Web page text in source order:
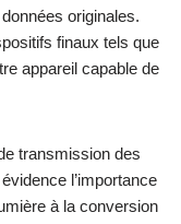
originales.
finaux tels que
appareil capable de
transmission des
l’importance
à la conversion